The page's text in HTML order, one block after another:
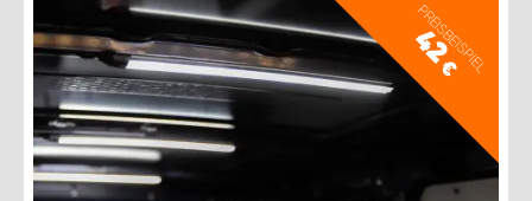
PREISBEISPIEL
42
€